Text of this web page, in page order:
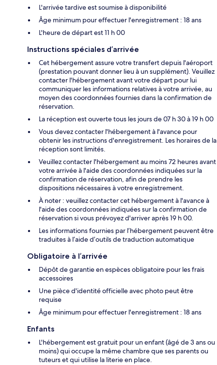
L'arrivée tardive est soumise à disponibilité
Âge minimum pour effectuer l'enregistrement : 18 ans
L'heure de départ est 11 h 00
Instructions spéciales d’arrivée
Cet hébergement assure votre transfert depuis l'aéroport
(prestation pouvant donner lieu à un supplément). Veuillez
contacter l'hébergement avant votre départ pour lui
communiquer les informations relatives à votre arrivée, au
moyen des coordonnées fournies dans la confirmation de
réservation.
La réception est ouverte tous les jours de 07 h 30 à 19 h 00
Vous devez contacter l'hébergement à l'avance pour
obtenir les instructions d'enregistrement. Les horaires de la
réception sont limités.
Veuillez contacter l'hébergement au moins 72 heures avant
votre arrivée à l'aide des coordonnées indiquées sur la
confirmation de réservation, afin de prendre les
dispositions nécessaires à votre enregistrement.
À noter : veuillez contacter cet hébergement à l'avance à
l'aide des coordonnées indiquées sur la confirmation de
réservation si vous prévoyez d'arriver après 19 h 00.
Les informations fournies par l’hébergement peuvent être
traduites à l’aide d’outils de traduction automatique
Obligatoire à l’arrivée
Dépôt de garantie en espèces obligatoire pour les frais
accessoires
Une pièce d'identité officielle avec photo peut être
requise
Âge minimum pour effectuer l'enregistrement : 18 ans
Enfants
L'hébergement est gratuit pour un enfant (âgé de 3 ans ou
moins) qui occupe la même chambre que ses parents ou
tuteurs et qui utilise la literie en place.